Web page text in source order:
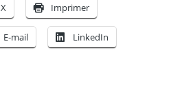
X Imprimer
E-mail LinkedIn